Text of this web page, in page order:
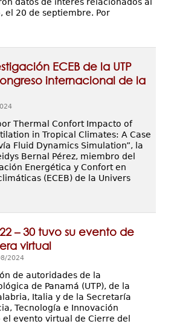
el 20 de septiembre. Por
ECEB de la UTP
internacional de la
Thermal Confort Impacto of
in Tropical Climates: A Case
Fluid Dynamics Simulation”, la
Bernal Pérez, miembro del
Energética y Confort en
(ECEB) de la Univers
– 30 tuvo su evento de
virtual
2024
de autoridades de la
de Panamá (UTP), de la
Italia y de la Secretaría
Tecnología e Innovación
el evento virtual de Cierre del